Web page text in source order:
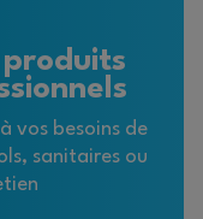
vos besoins de
sanitaires ou